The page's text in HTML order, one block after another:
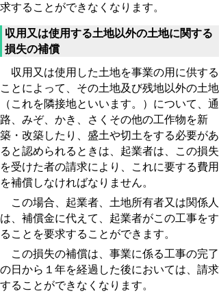
求することができなくなります。
収用又は使用する土地以外の土地に関する
損失の補償
収用又は使用した土地を事業の用に供する
ことによって、その土地及び残地以外の土地
（これを隣接地といいます。）について、通
路、みぞ、かき、さくその他の工作物を新
築・改築したり、盛土や切土をする必要があ
ると認められるときは、起業者は、この損失
を受けた者の請求により、これに要する費用
を補償しなければなりません。
この場合、起業者、土地所有者又は関係人
は、補償金に代えて、起業者がこの工事をす
ることを要求することができます。
この損失の補償は、事業に係る工事の完了
の日から１年を経過した後においては、請求
することができなくなります。